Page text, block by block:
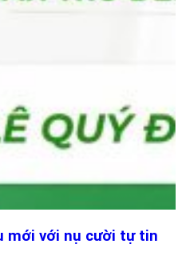
mới với nụ cười tự tin